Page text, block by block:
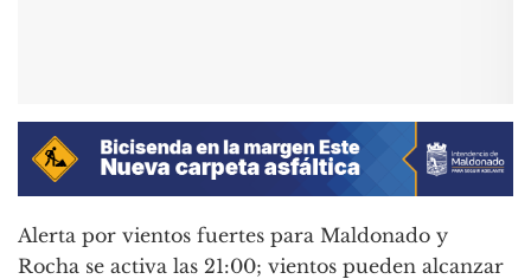
Alerta por vientos fuertes para Maldonado y
Rocha se activa las 21:00; vientos pueden alcanzar